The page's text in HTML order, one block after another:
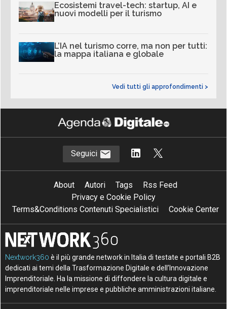
Ecosistemi travel-tech: startup, AI e
nuovi modelli per il turismo
L’IA nel turismo corre, ma non per tutti:
la mappa italiana e globale
Vedi tutti gli approfondimenti >
Seguici
About Autori Tags
Rss Feed
Privacy e Cookie Policy
Terms&Conditions Contenuti Specialistici
Cookie Center
Nextwork360 è il più grande network in Italia di testate e portali B2B
dedicati ai temi della Trasformazione Digitale e dell’Innovazione
Imprenditoriale. Ha la missione di diffondere la cultura digitale e
imprenditoriale nelle imprese e pubbliche amministrazioni italiane.